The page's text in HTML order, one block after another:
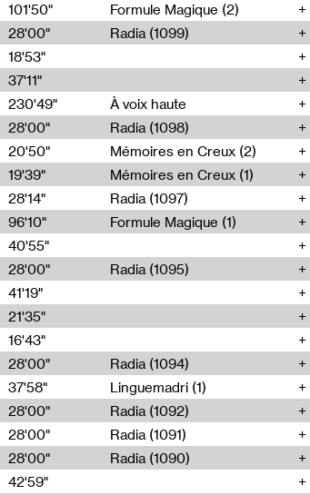
101'50"
Formule Magique (2)
28'00"
Radia (1099)
18'53"
37'11"
230'49"
À voix haute
28'00"
Radia (1098)
20'50"
Mémoires en Creux (2)
19'39"
Mémoires en Creux (1)
28'14"
Radia (1097)
96'10"
Formule Magique (1)
40'55"
28'00"
Radia (1095)
41'19"
21'35"
16'43"
28'00"
Radia (1094)
37'58"
Linguemadri (1)
28'00"
Radia (1092)
28'00"
Radia (1091)
28'00"
Radia (1090)
42'59"